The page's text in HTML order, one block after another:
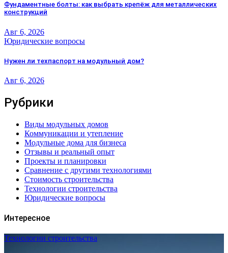
Фундаментные болты: как выбрать крепёж для металлических
конструкций
Авг 6, 2026
Юридические вопросы
Нужен ли техпаспорт на модульный дом?
Авг 6, 2026
Рубрики
Виды модульных домов
Коммуникации и утепление
Модульные дома для бизнеса
Отзывы и реальный опыт
Проекты и планировки
Сравнение с другими технологиями
Стоимость строительства
Технологии строительства
Юридические вопросы
Интересное
Технологии строительства